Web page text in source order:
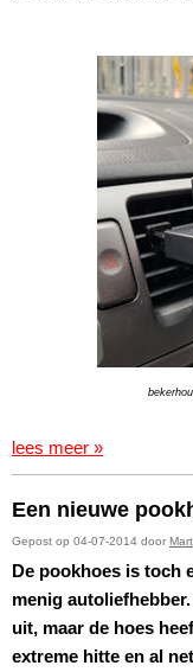
lees meer »
Een nieuwe
Gepost op 04-07-2014 door Mart
De pookhoes is toch
menig
uit, maar de hoes
extreme hitte en al